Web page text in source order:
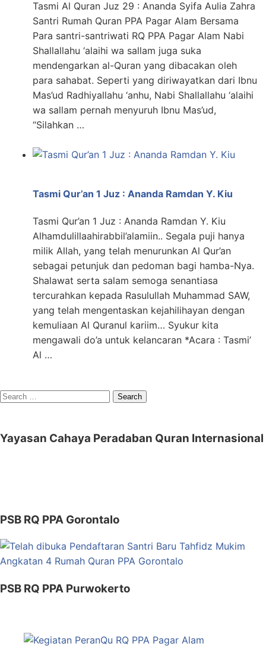
Tasmi Al Quran Juz 29 : Ananda Syifa Aulia Zahra
Santri Rumah Quran PPA Pagar Alam Bersama
Para santri-santriwati RQ PPA Pagar Alam Nabi
Shallallahu ‘alaihi wa sallam juga suka
mendengarkan al-Quran yang dibacakan oleh
para sahabat. Seperti yang diriwayatkan dari Ibnu
Mas’ud Radhiyallahu ‘anhu, Nabi Shallallahu ‘alaihi
wa sallam pernah menyuruh Ibnu Mas’ud,
“Silahkan …
Tasmi Qur’an 1 Juz : Ananda Ramdan Y. Kiu
Tasmi Qur’an 1 Juz : Ananda Ramdan Y. Kiu
Alhamdulillaahirabbil’alamiin.. Segala puji hanya
milik Allah, yang telah menurunkan Al Qur’an
sebagai petunjuk dan pedoman bagi hamba-Nya.
Shalawat serta salam semoga senantiasa
tercurahkan kepada Rasulullah Muhammad SAW,
yang telah mengentaskan kejahilihayan dengan
kemuliaan Al Quranul kariim… Syukur kita
mengawali do’a untuk kelancaran *Acara : Tasmi’
Al …
Search
Yayasan Cahaya Peradaban Quran Internasional
PSB RQ PPA Gorontalo
PSB RQ PPA Purwokerto